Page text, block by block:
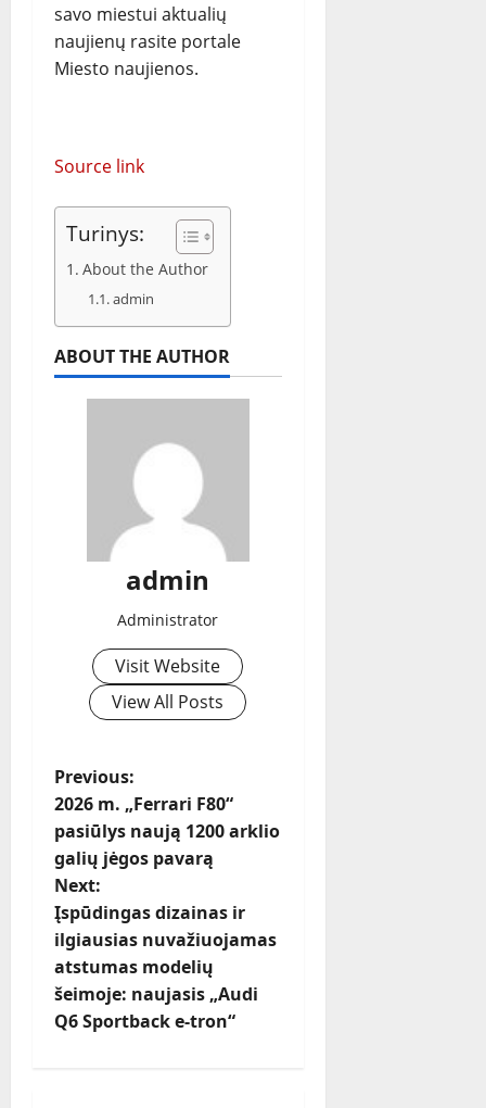
savo miestui aktualių
naujienų rasite portale
Miesto naujienos.
Source link
Turinys:
About the Author
admin
ABOUT THE AUTHOR
admin
Administrator
Visit Website
View All Posts
P
o
s
t
n
a
Previous:
2026 m. „Ferrari F80“
pasiūlys naują 1200 arklio
galių jėgos pavarą
Next:
Įspūdingas dizainas ir
ilgiausias nuvažiuojamas
atstumas modelių
šeimoje: naujasis „Audi
Q6 Sportback e-tron“